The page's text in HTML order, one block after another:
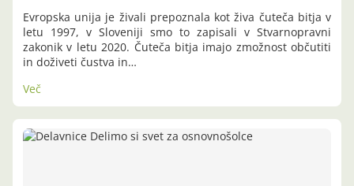
Evropska unija je živali prepoznala kot živa čuteča bitja v
letu 1997, v Sloveniji smo to zapisali v Stvarnopravni
zakonik v letu 2020. Čuteča bitja imajo zmožnost občutiti
in doživeti čustva in…
Več